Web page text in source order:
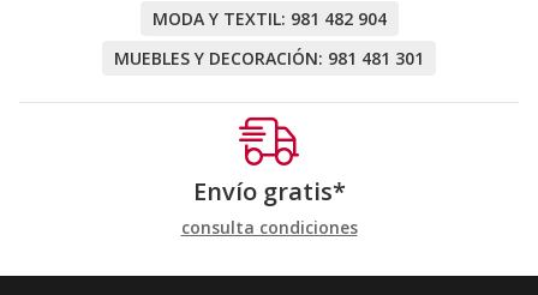
MODA Y TEXTIL: 981 482 904
MUEBLES Y DECORACIÓN: 981 481 301
Envío gratis*
consulta condiciones